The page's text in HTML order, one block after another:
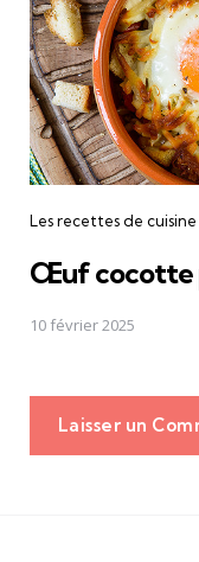
Les recettes de cuisine
Œuf cocotte
10 février 2025
Laisser un